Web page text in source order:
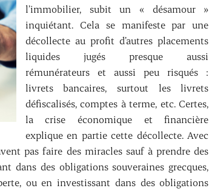
l’immobilier, subit un « désamour »
inquiétant. Cela se manifeste par une
décollecte au profit d’autres placements
liquides jugés presque aussi
rémunérateurs et aussi peu risqués :
livrets bancaires, surtout les livrets
défiscalisés, comptes à terme, etc. Certes,
la crise économique et financière
explique en partie cette décollecte. Avec
pas faire des miracles sauf à prendre des
dans des obligations souveraines grecques,
ou en investissant dans des obligations